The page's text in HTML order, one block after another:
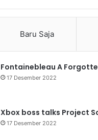
Baru Saja
Fontainebleau A
17 Desember 2022
Xbox boss talks Project
17 Desember 2022